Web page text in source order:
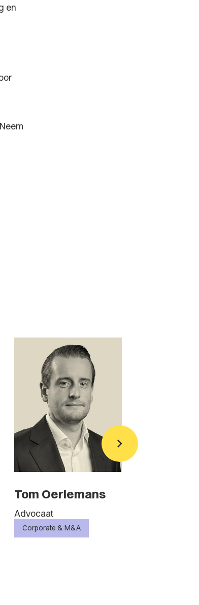
en
Tom Oerlemans
Advocaat
Corporate & M&A